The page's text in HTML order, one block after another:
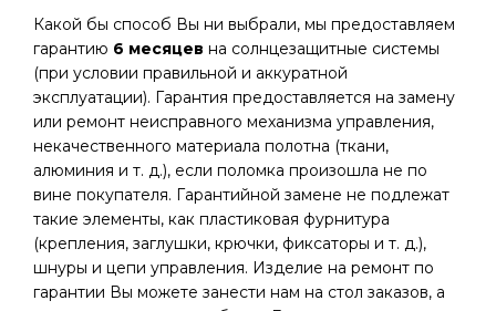
Какой бы способ Вы ни выбрали, мы предоставляем
гарантию 6 месяцев на солнцезащитные системы
(при условии правильной и аккуратной
эксплуатации). Гарантия предоставляется на замену
или ремонт неисправного механизма управления,
некачественного материала полотна (ткани,
алюминия и т. д.), если поломка произошла не по
вине покупателя. Гарантийной замене не подлежат
такие элементы, как пластиковая фурнитура
(крепления, заглушки, крючки, фиксаторы и т. д.),
шнуры и цепи управления. Изделие на ремонт по
гарантии Вы можете занести нам на стол заказов, а